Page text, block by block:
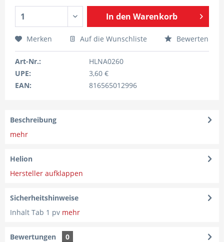
In den Warenkorb
Merken Auf die Wunschliste Bewerten
Art-Nr.:
HLNA0260
UPE:
3,60 €
EAN:
816565012996
Beschreibung
mehr
Helion
Hersteller aufklappen
Sicherheitshinweise
Inhalt Tab 1 pv mehr
Bewertungen
0